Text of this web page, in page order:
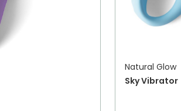
Natural Glow
Sky Vibrator